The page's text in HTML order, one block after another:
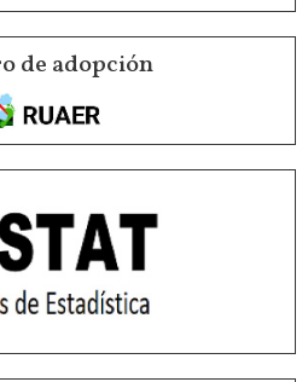
de adopción